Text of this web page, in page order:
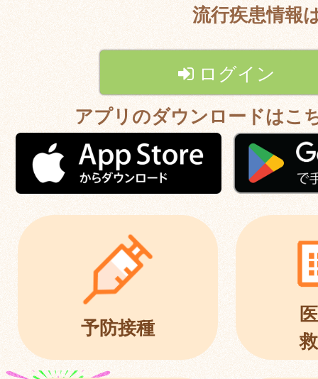
流行疾患情報
ログイン
アプリのダウンロードはこ
予防接種